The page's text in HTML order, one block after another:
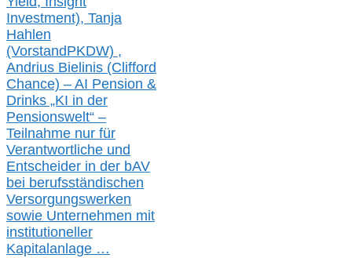
Investment), Tanja
Hahlen
(VorstandPKDW) ,
Andrius Bielinis (Clifford
Chance) – AI Pension &
Drinks „KI in der
Pensionswelt“ –
Teilnahme nur für
Verantwortliche und
Entscheider in der bAV
bei berufsständischen
Versorgungswerken
sowie Unternehmen mit
institutioneller
Kapitalanlage …